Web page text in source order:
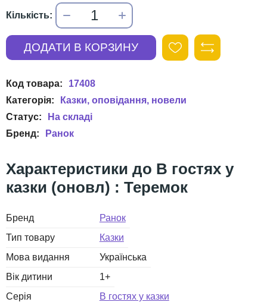
17408
Казки, оповідання, новели
Ранок
В гостях у
казки (оновл) : Теремок
Бренд
Ранок
Тип товару
Казки
Мова видання
Українська
Вік дитини
1+
Серія
В гостях у казки